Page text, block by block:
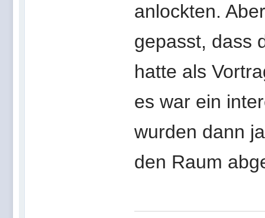
anlockten.
gepasst, dass
hatte als
es war ein
wurden dann
den Raum